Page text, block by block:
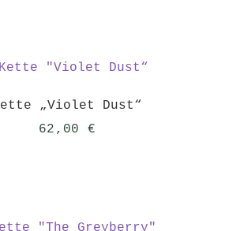
„Violet Dust“
62,00 €